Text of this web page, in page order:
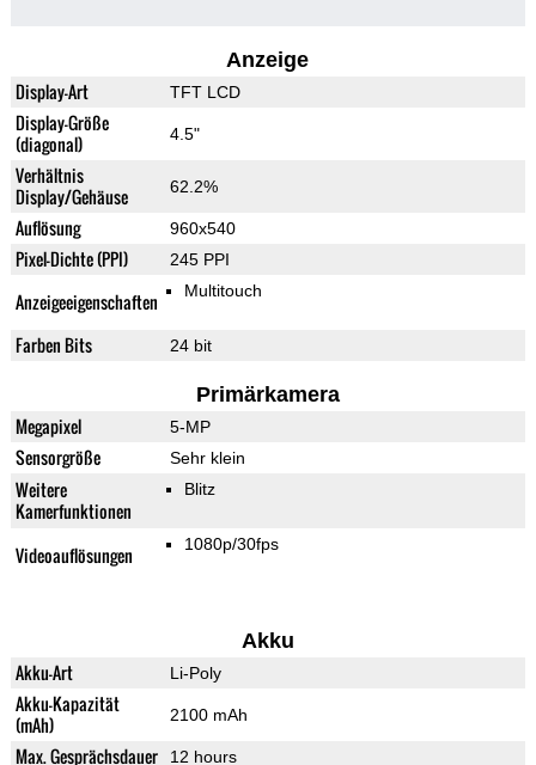
Anzeige
Display-Art TFT LCD
Display-Größe
(diagonal)
4.5"
Verhältnis
Display/Gehäuse
62.2%
Auflösung 960x540
Pixel-Dichte (PPI) 245 PPI
Anzeigeeigenschaften Multitouch
Farben Bits 24 bit
Primärkamera
Megapixel 5-MP
Sensorgröße Sehr klein
Weitere
Kamerfunktionen
Blitz
Videoauflösungen 1080p/30fps
Akku
Akku-Art Li-Poly
Akku-Kapazität
(mAh)
2100 mAh
Max. Gesprächsdauer 12 hours